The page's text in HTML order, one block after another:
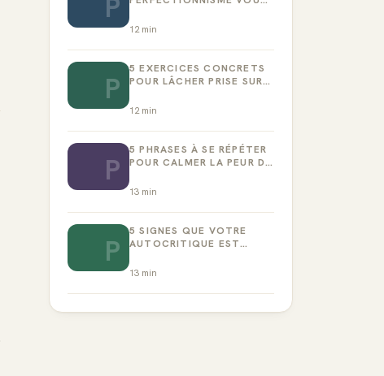
P
12min
P
5 EXERCICES CONCRETS
POUR LÂCHER PRISE SUR
12min
P
5 PHRASES À SE RÉPÉTER
POUR CALMER LA PEUR DE
13 min
P
5 SIGNES QUE VOTRE
AUTOCRITIQUE EST
13 min